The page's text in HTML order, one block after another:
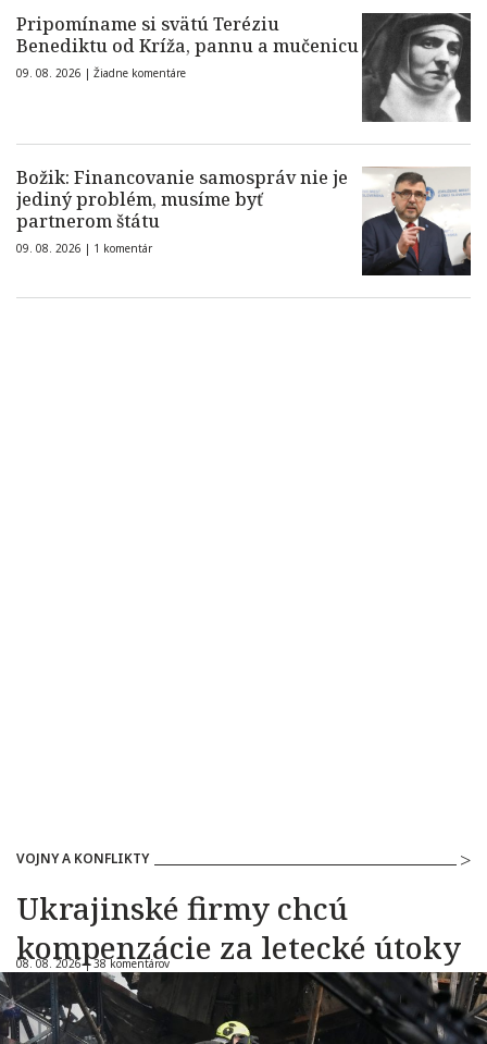
Pripomíname si svätú Teréziu
Benediktu od Kríža, pannu a mučenicu
09. 08. 2026 | Žiadne komentáre
Božik: Financovanie samospráv nie je
jediný problém, musíme byť
partnerom štátu
09. 08. 2026 | 1 komentár
VOJNY A KONFLIKTY
Ukrajinské firmy chcú
kompenzácie za letecké útoky
08. 08. 2026 |38 komentárov